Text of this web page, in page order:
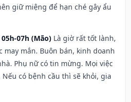
giữ miệng để hạn ché gây ẩu
07h (Mão) Là giờ rất tốt lành,
mắn. Buôn bán, kinh doanh
Phụ nữ có tin mừng. Mọi việc
có bệnh cầu thì sẽ khỏi, gia